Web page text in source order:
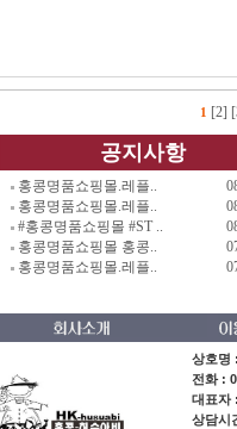
1 [2]
공지사항
홍콩명품쇼핑몰.레플..
홍콩명품쇼핑몰.레플..
#홍콩명품쇼핑몰 #ST ..
홍콩명품쇼핑몰 홍콩..
홍콩명품쇼핑몰.레플..
상호명
전화 :
대표자
상담시